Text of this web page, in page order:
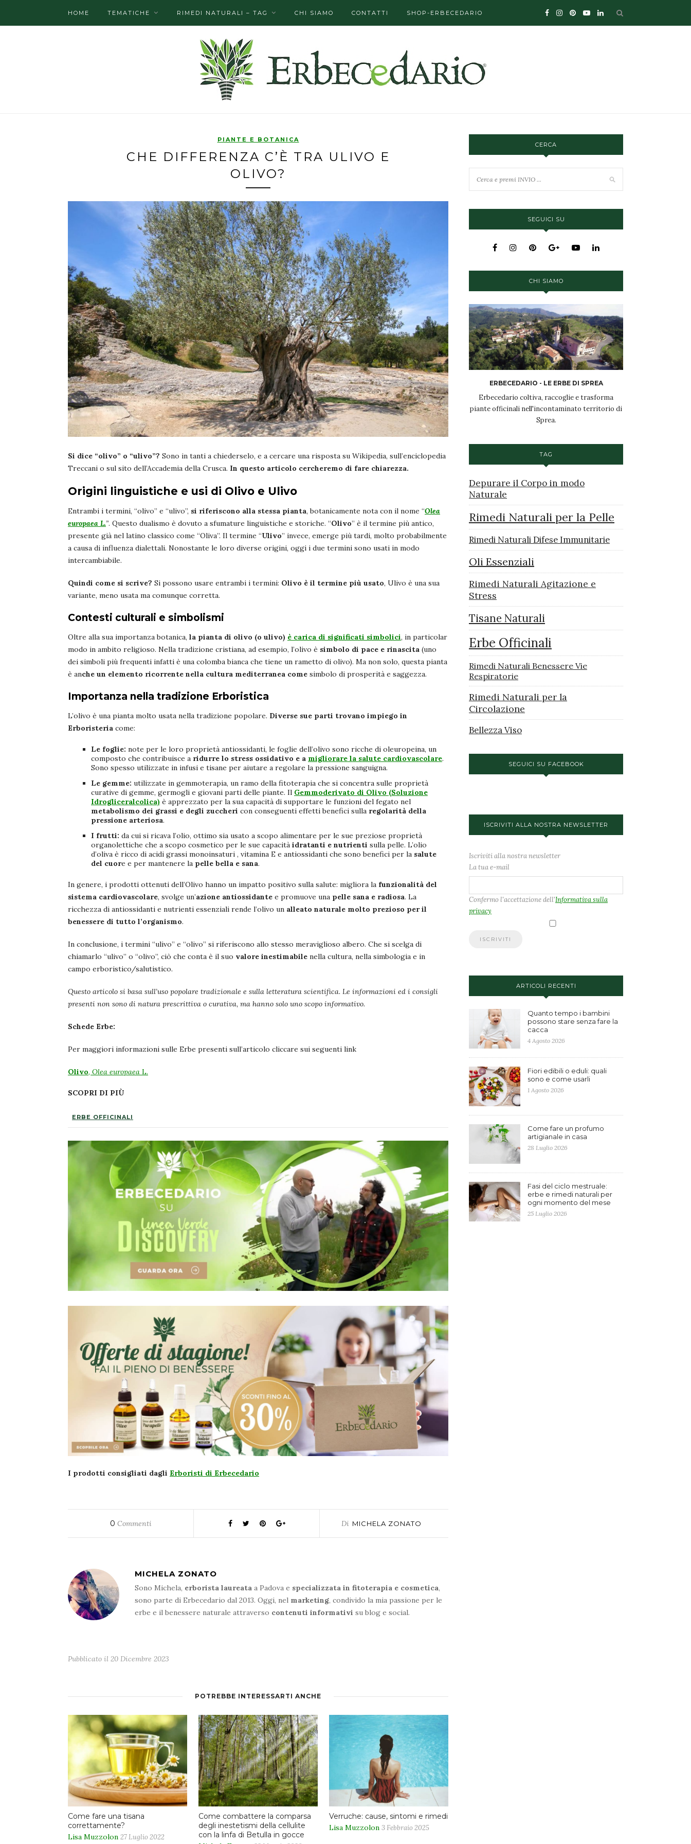
HOME TEMATICHE RIMEDI NATURALI – TAG CHI SIAMO CONTATTI SHOP-ERBECEDARIO
PIANTE E BOTANICA
CHE DIFFERENZA C’È TRA ULIVO E
OLIVO?
Si dice “olivo” o “ulivo”? Sono in tanti a chiederselo, e a cercare una risposta su Wikipedia, sull’enciclopedia
Treccani o sul sito dell’Accademia della Crusca. In questo articolo cercheremo di fare chiarezza.
Origini linguistiche e usi di Olivo e Ulivo
Entrambi i termini, “olivo” e “ulivo”, si riferiscono alla stessa pianta, botanicamente nota con il nome “Olea
europaea L.”. Questo dualismo è dovuto a sfumature linguistiche e storiche. “Olivo” è il termine più antico,
presente già nel latino classico come “Oliva”. Il termine “Ulivo” invece, emerge più tardi, molto probabilmente
a causa di influenza dialettali. Nonostante le loro diverse origini, oggi i due termini sono usati in modo
intercambiabile.
Quindi come si scrive? Si possono usare entrambi i termini: Olivo è il termine più usato, Ulivo è una sua
variante, meno usata ma comunque corretta.
Contesti culturali e simbolismi
Oltre alla sua importanza botanica, la pianta di olivo (o ulivo) è carica di significati simbolici, in particolar
modo in ambito religioso. Nella tradizione cristiana, ad esempio, l’olivo è simbolo di pace e rinascita (uno
dei simboli più frequenti infatti è una colomba bianca che tiene un rametto di olivo). Ma non solo, questa pianta
è anche un elemento ricorrente nella cultura mediterranea come simbolo di prosperità e saggezza.
Importanza nella tradizione Erboristica
L’olivo è una pianta molto usata nella tradizione popolare. Diverse sue parti trovano impiego in
Erboristeria come:
Le foglie: note per le loro proprietà antiossidanti, le foglie dell’olivo sono ricche di oleuropeina, un
composto che contribuisce a ridurre lo stress ossidativo e a migliorare la salute cardiovascolare.
Sono spesso utilizzate in infusi e tisane per aiutare a regolare la pressione sanguigna.
Le gemme: utilizzate in gemmoterapia, un ramo della fitoterapia che si concentra sulle proprietà
curative di gemme, germogli e giovani parti delle piante. Il Gemmoderivato di Olivo (Soluzione
Idrogliceralcolica) è apprezzato per la sua capacità di supportare le funzioni del fegato nel
metabolismo dei grassi e degli zuccheri con conseguenti effetti benefici sulla regolarità della
pressione arteriosa.
I frutti: da cui si ricava l’olio, ottimo sia usato a scopo alimentare per le sue preziose proprietà
organolettiche che a scopo cosmetico per le sue capacità idratanti e nutrienti sulla pelle. L’olio
d’oliva è ricco di acidi grassi monoinsaturi , vitamina E e antiossidanti che sono benefici per la salute
del cuore e per mantenere la pelle bella e sana.
In genere, i prodotti ottenuti dell’Olivo hanno un impatto positivo sulla salute: migliora la funzionalità del
sistema cardiovascolare, svolge un’azione antiossidante e promuove una pelle sana e radiosa. La
ricchezza di antiossidanti e nutrienti essenziali rende l’olivo un alleato naturale molto prezioso per il
benessere di tutto l’organismo.
In conclusione, i termini “ulivo” e “olivo” si riferiscono allo stesso meraviglioso albero. Che si scelga di
chiamarlo “ulivo” o “olivo”, ciò che conta è il suo valore inestimabile nella cultura, nella simbologia e in
campo erboristico/salutistico.
Questo articolo si basa sull’uso popolare tradizionale e sulla letteratura scientifica. Le informazioni ed i consigli
presenti non sono di natura prescrittiva o curativa, ma hanno solo uno scopo informativo.
Schede Erbe:
Per maggiori informazioni sulle Erbe presenti sull’articolo cliccare sui seguenti link
Olivo, Olea europaea L.
SCOPRI DI PIÙ
ERBE OFFICINALI
I prodotti consigliati dagli Erboristi di Erbecedario
0 Commenti Di MICHELA ZONATO
MICHELA ZONATO
Sono Michela, erborista laureata a Padova e specializzata in fitoterapia e cosmetica,
sono parte di Erbecedario dal 2013. Oggi, nel marketing, condivido la mia passione per le
erbe e il benessere naturale attraverso contenuti informativi su blog e social.
Pubblicato il 20 Dicembre 2023
POTREBBE INTERESSARTI ANCHE
Come fare una tisana
correttamente?
Lisa Muzzolon 27 Luglio 2022
Come combattere la comparsa
degli inestetismi della cellulite
con la linfa di Betulla in gocce
Verruche: cause, sintomi e rimedi
Lisa Muzzolon 3 Febbraio 2025
CERCA
SEGUICI SU
CHI SIAMO
ERBECEDARIO - LE ERBE DI SPREA
Erbecedario coltiva, raccoglie e trasforma
piante officinali nell'incontaminato territorio di
Sprea.
TAG
Depurare il Corpo in modo
Naturale
Rimedi Naturali per la Pelle
Rimedi Naturali Difese Immunitarie
Oli Essenziali
Rimedi Naturali Agitazione e
Stress
Tisane Naturali
Erbe Officinali
Rimedi Naturali Benessere Vie
Respiratorie
Rimedi Naturali per la
Circolazione
Bellezza Viso
SEGUICI SU FACEBOOK
ISCRIVITI ALLA NOSTRA NEWSLETTER
Iscriviti alla nostra newsletter
La tua e-mail
Confermo l'accettazione dell'Informativa sulla
privacy
ARTICOLI RECENTI
Quanto tempo i bambini
possono stare senza fare la
cacca
4 Agosto 2026
Fiori edibili o eduli: quali
sono e come usarli
1 Agosto 2026
Come fare un profumo
artigianale in casa
28 Luglio 2026
Fasi del ciclo mestruale:
erbe e rimedi naturali per
ogni momento del mese
25 Luglio 2026